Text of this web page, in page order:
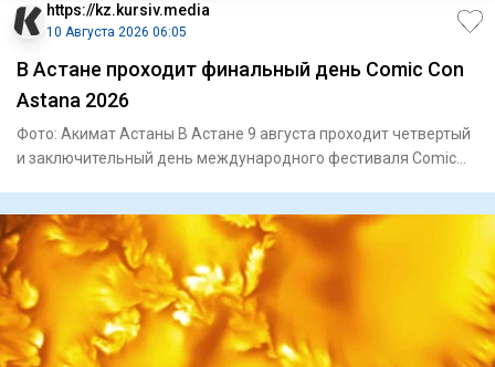
https://kz.kursiv.media
10 Августа 2026 06:05
В Астане проходит финальный день Comic Con
Astana 2026
Фото: Акимат Астаны В Астане 9 августа проходит четвертый
и заключительный день международного фестиваля Comic